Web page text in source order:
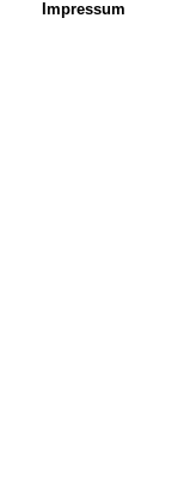
Impressum